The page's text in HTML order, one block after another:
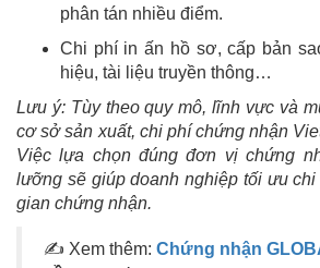
phân tán nhiều điểm.
Chi phí in ấn hồ sơ, cấp bản
hiệu, tài liệu truyền thông…
Lưu ý: Tùy theo quy mô, lĩnh vực và
cơ sở sản xuất, chi phí chứng nhận
Việc lựa chọn đúng đơn vị chứng
lưỡng sẽ giúp doanh nghiệp tối ưu
gian chứng nhận.
✍ Xem thêm: Chứng nhận